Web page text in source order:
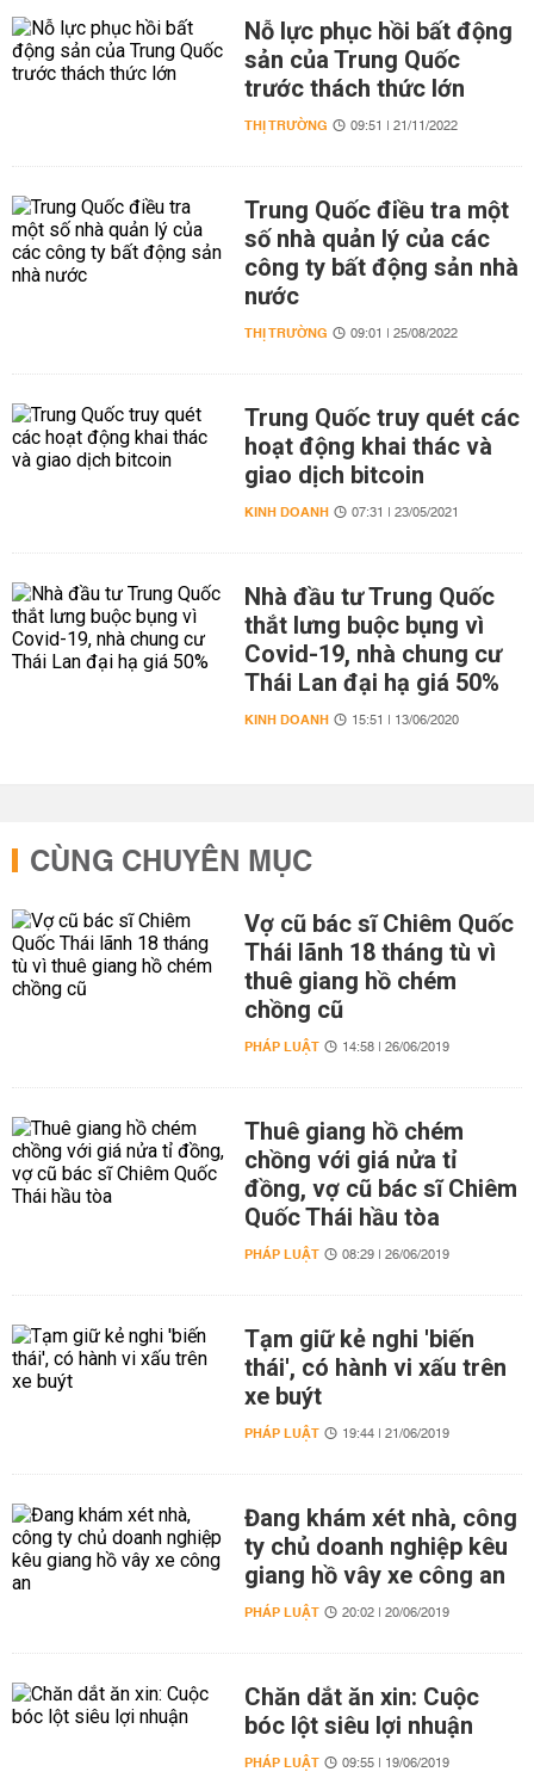
Nỗ lực phục hồi bất động
sản của Trung Quốc
trước thách thức lớn
THỊ TRƯỜNG 09:51 | 21/11/2022
Trung Quốc điều tra một
số nhà quản lý của các
công ty bất động sản nhà
nước
THỊ TRƯỜNG 09:01 | 25/08/2022
Trung Quốc truy quét các
hoạt động khai thác và
giao dịch bitcoin
KINH DOANH 07:31 | 23/05/2021
Nhà đầu tư Trung Quốc
thắt lưng buộc bụng vì
Covid-19, nhà chung cư
Thái Lan đại hạ giá 50%
KINH DOANH 15:51 | 13/06/2020
CÙNG CHUYÊN MỤC
Vợ cũ bác sĩ Chiêm Quốc
Thái lãnh 18 tháng tù vì
thuê giang hồ chém
chồng cũ
PHÁP LUẬT 14:58 | 26/06/2019
Thuê giang hồ chém
chồng với giá nửa tỉ
đồng, vợ cũ bác sĩ Chiêm
Quốc Thái hầu tòa
PHÁP LUẬT 08:29 | 26/06/2019
Tạm giữ kẻ nghi 'biến
thái', có hành vi xấu trên
xe buýt
PHÁP LUẬT 19:44 | 21/06/2019
Đang khám xét nhà, công
ty chủ doanh nghiệp kêu
giang hồ vây xe công an
PHÁP LUẬT 20:02 | 20/06/2019
Chăn dắt ăn xin: Cuộc
bóc lột siêu lợi nhuận
PHÁP LUẬT 09:55 | 19/06/2019